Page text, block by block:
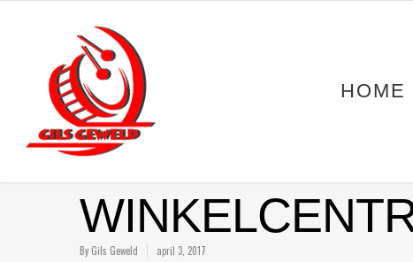
HOME
By Gils Geweld april 3, 2017